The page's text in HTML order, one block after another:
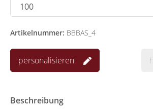
Artikelnummer: BBBAS_4
personalisieren
Beschreibung